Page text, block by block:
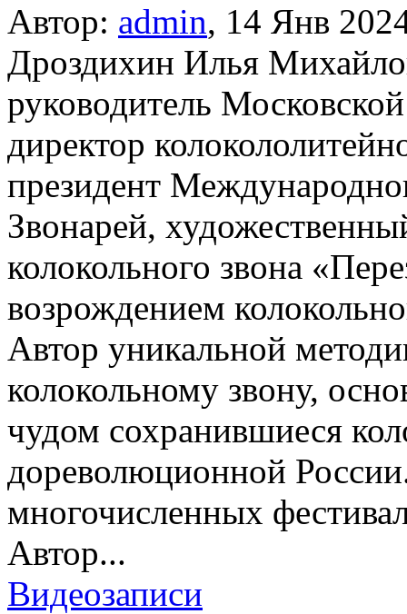
Автор: admin, 14 Янв
Дроздихин Илья
руководитель
директор
президент
Звонарей,
колокольного звона
возрождением
Автор уникальной
колокольному звону,
чудом сохранившиеся
дореволюционной
многочисленных
Автор...
Видеозаписи